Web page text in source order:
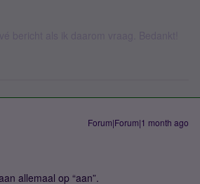
Forum|Forum|1 month ago
allemaal op “aan”.